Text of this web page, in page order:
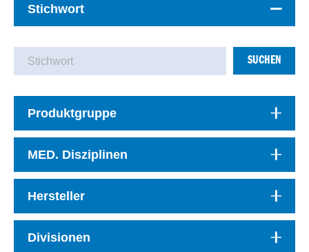
Stichwort
SUCHEN
Produktgruppe
MED. Disziplinen
Hersteller
Divisionen